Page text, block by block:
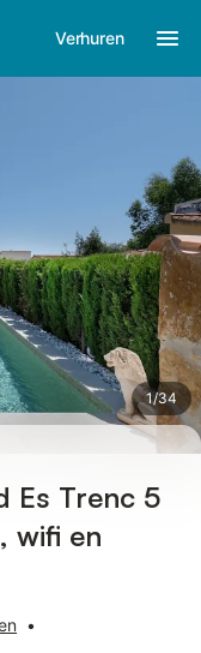
Verhuren
1/34
Es Trenc 5
wifi en
•